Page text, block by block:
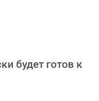
будет готов к